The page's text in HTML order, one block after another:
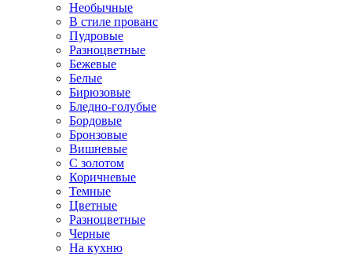
Необычные
В стиле прованс
Пудровые
Разноцветные
Бежевые
Белые
Бирюзовые
Бледно-голубые
Бордовые
Бронзовые
Вишневые
С золотом
Коричневые
Темные
Цветные
Разноцветные
Черные
На кухню